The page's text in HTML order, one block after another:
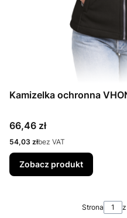
Kamizelka ochronna
Cena
66,46 zł
Cena
54,03 złbez VAT
Zobacz produkt
Strona